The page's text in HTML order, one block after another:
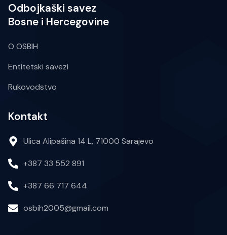
Odbojkaški savez
Bosne i Hercegovine
O OSBIH
Entitetski savezi
Rukovodstvo
Kontakt
Ulica Alipašina 14 L, 71000 Sarajevo
+387 33 552 891
+387 66 717 644
osbih2005@gmail.com